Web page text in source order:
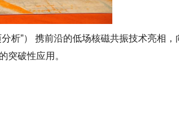
析”） 携前沿的低场核磁共振技术亮相，
突破性应用。